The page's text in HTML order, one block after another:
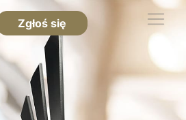
Zgłoś się